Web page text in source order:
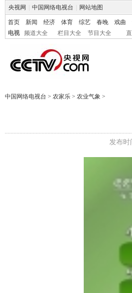
央视网 中国网络电视台 网站地图
首页 新闻 经济 体育 综艺 春晚 戏曲
电视
频道大全 栏目大全 节目大全
中国网络电视台 > 农家乐 > 农业气象 >
发布